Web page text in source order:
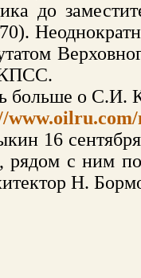
до
КПСС.
больше о С.И.
16 сентября
с ним
Н.